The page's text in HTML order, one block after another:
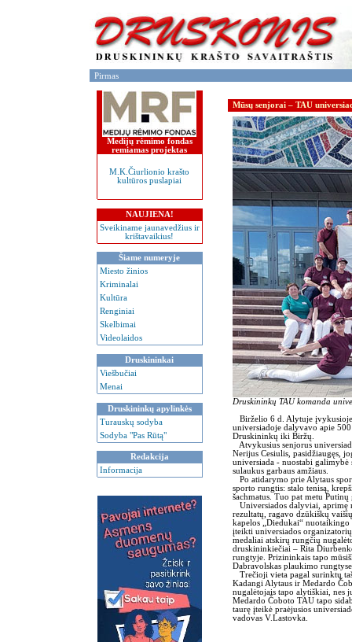
Pirmas
Medijų rėmimo fondas
remiamas projektas
M.K.Čiurlionio krašto
kultūros puslapiai
NAUJIENA!
Sveikiname jaunavedžius ir
krištavaikius!
Šiame numeryje
Miesto žinios
Kriminalai
Kultūra
Renginiai
Skelbimai
Videolaidos
Druskininkai
Viešbučiai
Menai
Druskininkų apylinkės
Turauskų sodyba
Sodyba "Pas Rūtą"
Redakcija
Informacija
Mūsų senjorai – TAU
Druskininkų TAU komanda
Birželio 6 d. Alytuje įvykusioje
universiadoje dalyvavo apie
Druskininkų iki Biržų.
Atvykusius senjorus
Nerijus Cesiulis, pasidžiaugęs,
universiada - nuostabi
sulaukus garbaus amžiaus.
Po atidarymo prie Alytaus
sporto rungtis: stalo tenisą,
šachmatus. Tuo pat metu
Universiados dalyviai, aprimę
rezultatų, ragavo dzūkiškų
kapelos „Diedukai“
įteikti universiados
medaliai atskirų rungčių
druskininkiečiai – Rita
rungtyje. Prizininkais tapo
Dabravolskas plaukimo
Trečioji vieta pagal surinktų
Kadangi Alytaus ir Medardo
nugalėtojais tapo alytiškiai, nes
Medardo Čoboto TAU tapo
taurę įteikė praėjusios
vadovas V.Lastovka.